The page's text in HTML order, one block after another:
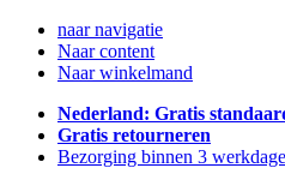
naar navigatie
Naar content
Naar winkelmand
Nederland: Gratis
Gratis retourneren
Bezorging binnen 3